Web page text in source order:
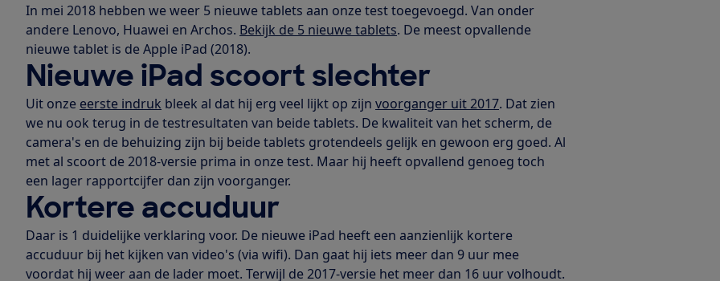
In mei 2018 hebben we weer 5 nieuwe tablets aan onze test toegevoegd. Van onder
andere Lenovo, Huawei en Archos. Bekijk de 5 nieuwe tablets. De meest opvallende
nieuwe tablet is de Apple iPad (2018).
Nieuwe iPad scoort slechter
Uit onze eerste indruk bleek al dat hij erg veel lijkt op zijn voorganger uit 2017. Dat zien
we nu ook terug in de testresultaten van beide tablets. De kwaliteit van het scherm, de
camera's en de behuizing zijn bij beide tablets grotendeels gelijk en gewoon erg goed. Al
met al scoort de 2018-versie prima in onze test. Maar hij heeft opvallend genoeg toch
een lager rapportcijfer dan zijn voorganger.
Kortere accuduur
Daar is 1 duidelijke verklaring voor. De nieuwe iPad heeft een aanzienlijk kortere
accuduur bij het kijken van video's (via wifi). Dan gaat hij iets meer dan 9 uur mee
voordat hij weer aan de lader moet. Terwijl de 2017-versie het meer dan 16 uur volhoudt.